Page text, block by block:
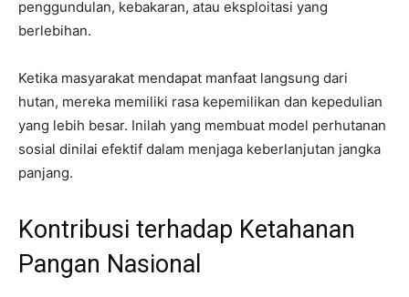
penggundulan, kebakaran, atau eksploitasi yang
berlebihan.
Ketika masyarakat mendapat manfaat langsung dari
hutan, mereka memiliki rasa kepemilikan dan kepedulian
yang lebih besar. Inilah yang membuat model perhutanan
sosial dinilai efektif dalam menjaga keberlanjutan jangka
panjang.
Kontribusi terhadap Ketahanan
Pangan Nasional